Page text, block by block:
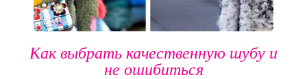
Как выбрать качественную шубу и
не ошибиться